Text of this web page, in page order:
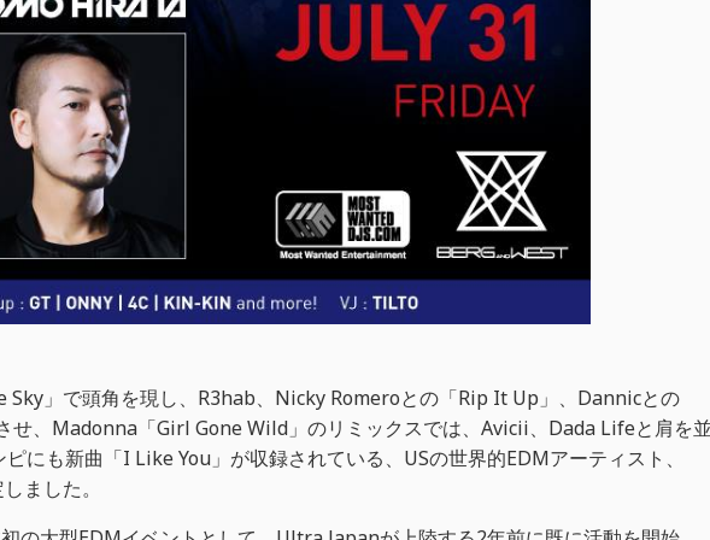
Sky」で頭角を現し、R3hab、Nicky Romeroとの「Rip It Up」、Dannicとの
せ、Madonna「Girl Gone Wild」のリミックスでは、Avicii、Dada Lifeと肩を
にも新曲「I Like You」が収録されている、USの世界的EDMアーティスト、
ました。